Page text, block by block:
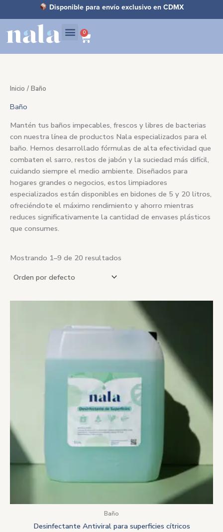
al
contenido
Disponible para envío exclusivo en CDMX
0
Carrito
a
t
r
í
a
Inicio / Baño
Baño
Mantén tus baños impecables, frescos y libres de bacterias
con nuestra línea de productos Nala especializados para el
baño. Hemos desarrollado fórmulas de alta efectividad que
combaten el sarro, restos de jabón y la suciedad más difícil,
cuidando siempre el medio ambiente. Diseñados para
hogares grandes o negocios, estos limpiadores
especializados están disponibles en bidones de 5 y 20 litros,
ofreciéndote el máximo rendimiento y ahorro mientras
reduces significativamente la cantidad de envases plásticos
que consumes.
Mostrando 1–9 de 20 resultados
Baño
Desinfectante Antiviral para superficies cítricos
de
precios:
desde
$510.00
hasta
$1,635.00